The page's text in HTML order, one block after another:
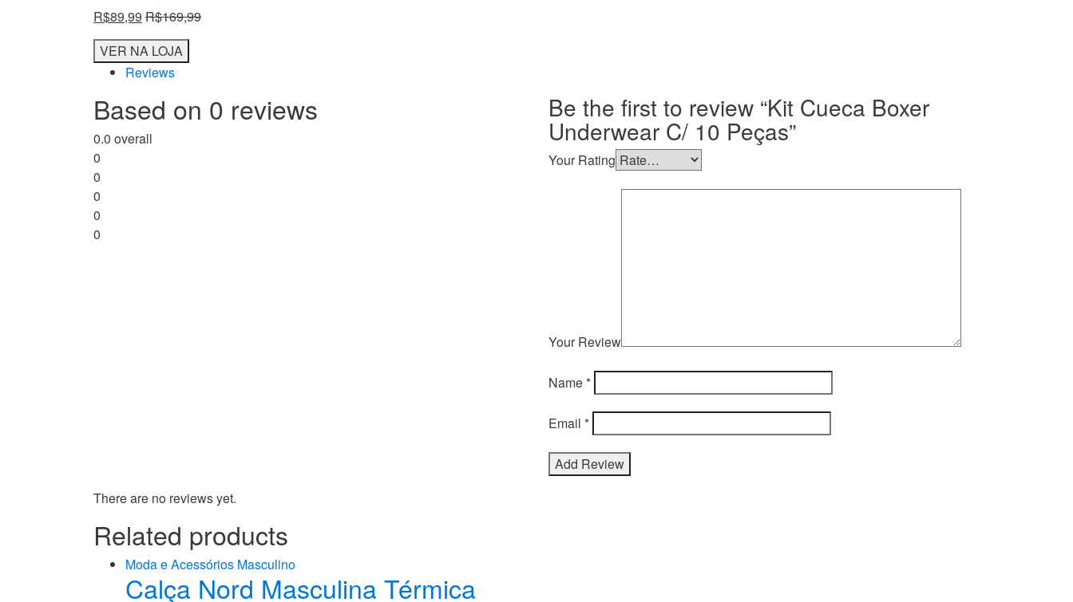
R$89,99 R$169,99
VER NA LOJA
Reviews
Based on 0 reviews
0.0 overall
0
0
0
0
0
Be the first to review “Kit Cueca Boxer
Underwear C/ 10 Peças”
Your Rating
Your Review
Name*
Email *
There are no reviews yet.
Related products
Moda e Acessórios Masculino
Calça Nord Masculina Térmica